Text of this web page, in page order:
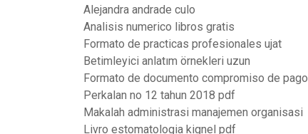
Alejandra andrade culo
Analisis numerico libros gratis
Formato de practicas profesionales ujat
Betimleyici anlatım örnekleri uzun
Formato de documento compromiso de pago
Perkalan no 12 tahun 2018 pdf
Makalah administrasi manajemen organisasi
Livro estomatologia kignel pdf